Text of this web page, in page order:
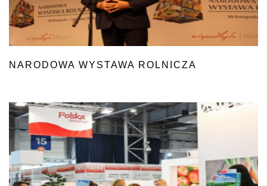
NARODOWA WYSTAWA ROLNICZA